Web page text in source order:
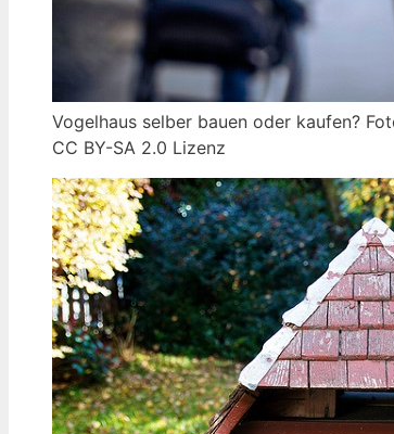
Vogelhaus selber bauen oder kaufen?
CC BY-SA 2.0 Lizenz